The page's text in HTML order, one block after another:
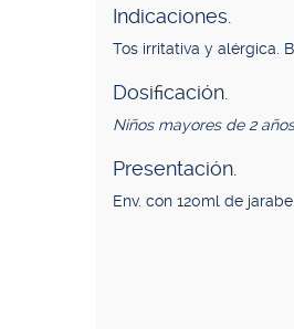
Indicaciones.
Tos irritativa y alérgica.
Dosificación.
Niños mayores de 2
Presentación.
Env. con 120ml de jarabe.